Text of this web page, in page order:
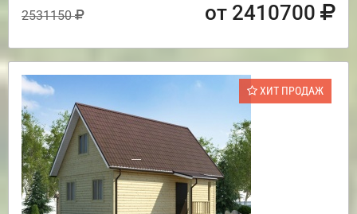
2531150 от 2410700
ХИТ ПРОДАЖ